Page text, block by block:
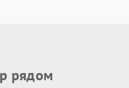
рядом